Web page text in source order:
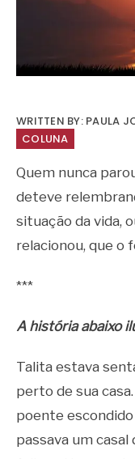
WRITTEN BY: PAULA
COLUNA
Quem nunca
deteve
situação da vida,
relacionou, que o
***
A história abaixo
Talita estava
perto de sua
poente
passava um